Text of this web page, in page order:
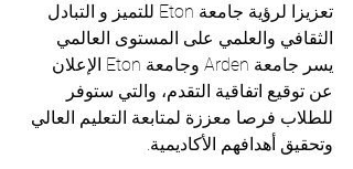
تعزيزا لرؤية جامعة Eton للتميز و التبادل
الثقافي والعلمي على المستوى العالمي
يسر جامعة Arden وجامعة Eton الإعلان
عن توقيع اتفاقية التقدم، والتي ستوفر
للطلاب فرصا معززة لمتابعة التعليم العالي
وتحقيق أهدافهم الأكاديمية.